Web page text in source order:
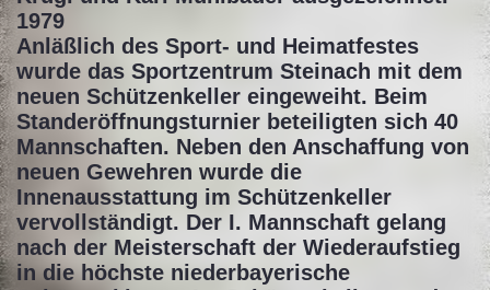
1979
Anläßlich des Sport- und Heimatfestes
wurde das Sportzentrum Steinach mit dem
neuen Schützenkeller eingeweiht. Beim
Standeröffnungsturnier beteiligten sich 40
Mannschaften. Neben den Anschaffung von
neuen Gewehren wurde die
Innenausstattung im Schützenkeller
vervollständigt. Der I. Mannschaft gelang
nach der Meisterschaft der Wiederaufstieg
in die höchste niederbayerische